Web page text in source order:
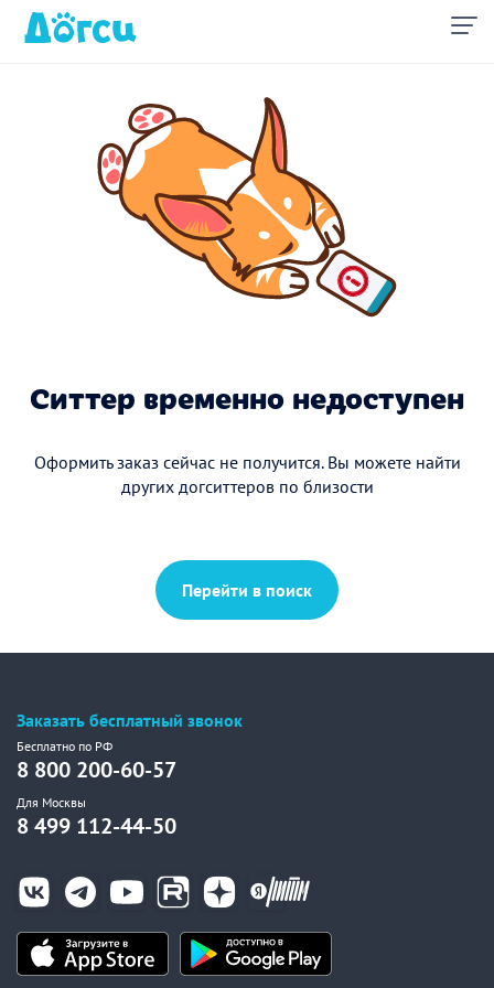
Ситтер временно недоступен
Оформить заказ сейчас не получится. Вы можете найти
других догситтеров по близости
Перейти в поиск
Заказать бесплатный звонок
Бесплатно по РФ
8 800 200-60-57
Для Москвы
8 499 112-44-50